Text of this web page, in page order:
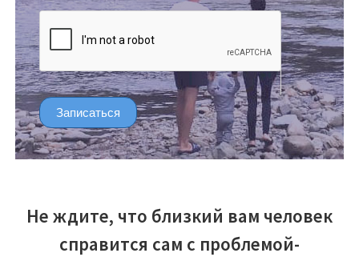
Записаться
Не ждите, что близкий вам человек
справится сам с проблемой-